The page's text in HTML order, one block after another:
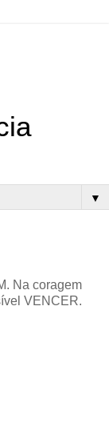
▼
Na coragem
VENCER.